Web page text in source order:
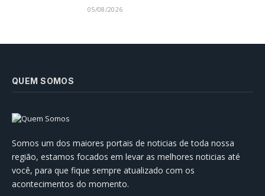
05/08/2026
QUEM SOMOS
Somos um dos maiores portais de noticias de toda nossa
região, estamos focados em levar as melhores noticias até
você, para que fique sempre atualizado com os
acontecimentos do momento.